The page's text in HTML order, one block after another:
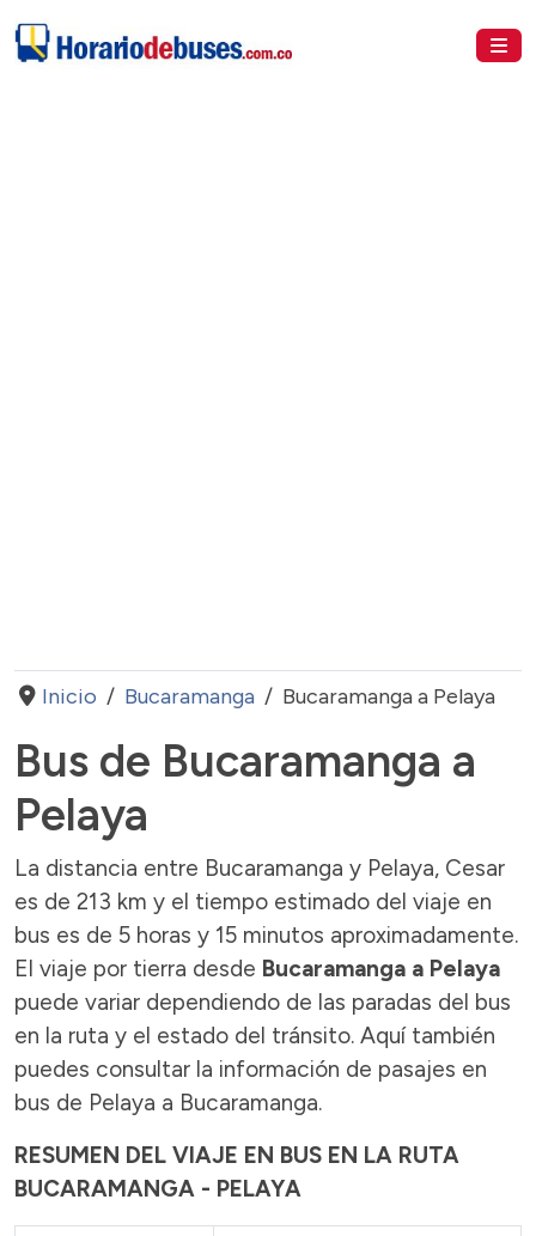
Inicio Bucaramanga Bucaramanga a Pelaya
Bus de Bucaramanga a
Pelaya
La distancia entre Bucaramanga y Pelaya, Cesar
es de 213 km y el tiempo estimado del viaje en
bus es de 5 horas y 15 minutos aproximadamente.
El viaje por tierra desde Bucaramanga a Pelaya
puede variar dependiendo de las paradas del bus
en la ruta y el estado del tránsito. Aquí también
puedes consultar la información de pasajes en
bus de Pelaya a Bucaramanga.
RESUMEN DEL VIAJE EN BUS EN LA RUTA
BUCARAMANGA - PELAYA